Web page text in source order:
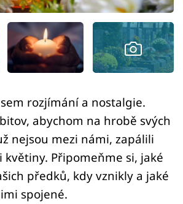
rozjímání a nostalgie.
abychom na hrobě svých
nejsou mezi námi, zapálili
květiny. Připomeňme si, jaké
předků, kdy vznikly a jaké
spojené.